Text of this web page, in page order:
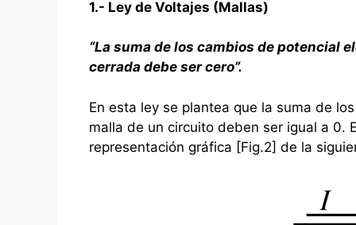
1.- Ley de Voltajes (Mallas)
“La suma de los cambios de potencial
cerrada debe ser cero”.
En esta ley se plantea que la suma de
malla de un circuito deben ser igual a 0.
representación gráfica [Fig.2] de la